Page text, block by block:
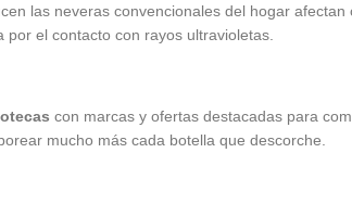
las neveras convencionales del hogar afectan
por el contacto con rayos ultravioletas.
con marcas y ofertas destacadas para
mucho más cada botella que descorche.